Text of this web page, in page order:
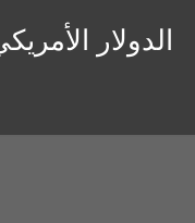
الدولار